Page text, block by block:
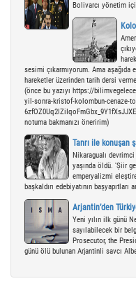
Bolivarcı yönetim
sesimi çıkarmıyorum. Ama
hareketler üzerinden tarih dersi
(önce bu yazıyı https://
yil-sonra-kristof-kolombun-cenaze-
notuma bakmanızı öneririm)
Tanrı ile konuşan
Nikaragualı
yaşında öldü. 'Şiir
emperyaliz­mi
başkaldırı edebiyatının başyapıtları
Arjantin’den
Yeni yılın ilk günü
sayılabilecek bir
Prosecutor, the
günü ölü bulunan Arjantinli savcı